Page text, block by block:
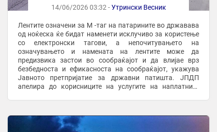
14/06/2026 03:32 -Утрински Весник
Лентите означени за M -таг на патарините во државава
од ноќеска ќе бидат наменети исклучиво за користење
со електронски тагови, а непочитувањето на
означувањето и намената на лентите може да
предизвика застои во сообраќајот и да влијае врз
безбедноста и ефикасноста на сообраќајот, укажува
Јавното претпријатие за државни патишта. ЈПДП
апелира до корисниците на услугите на наплатните